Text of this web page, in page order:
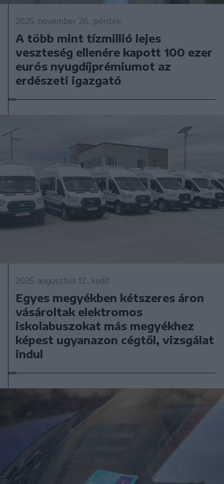
2025. november 28., péntek
A több mint tízmillió lejes
veszteség ellenére kapott 100 ezer
eurós nyugdíjprémiumot az
erdészeti igazgató
2025. augusztus 12., kedd
Egyes megyékben kétszeres áron
vásároltak elektromos
iskolabuszokat más megyékhez
képest ugyanazon cégtől, vizsgálat
indul